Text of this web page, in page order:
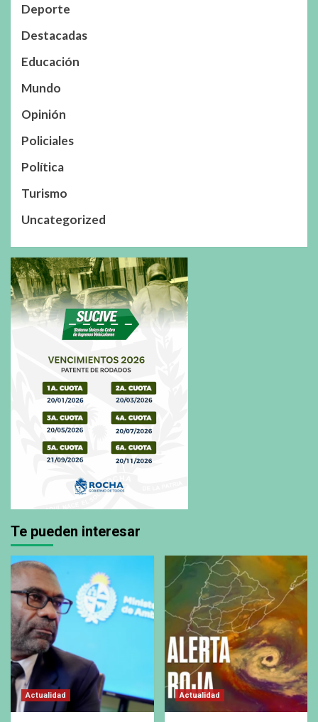
Deporte
Destacadas
Educación
Mundo
Opinión
Policiales
Política
Turismo
Uncategorized
Te pueden interesar
Actualidad Actualidad